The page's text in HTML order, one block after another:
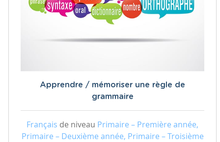
Apprendre / mémoriser une règle de
grammaire
Français de niveau Primaire – Première année,
Primaire – Deuxième année, Primaire – Troisième